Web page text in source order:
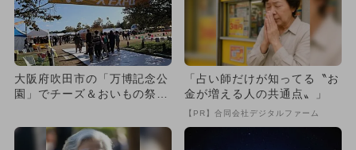
大阪府吹田市の「万博記念公
園」でチーズ＆おいもの祭
「占い師だけが知ってる〝お
金が増える人の共通点〟」
【PR】合同会社デジタルファーム